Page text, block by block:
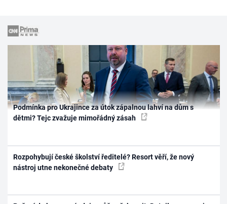
Podmínka pro Ukrajince za útok zápalnou lahví na dům s
dětmi? Tejc zvažuje mimořádný zásah
Rozpohybují české školství ředitelé? Resort věří, že nový
nástroj utne nekonečné debaty